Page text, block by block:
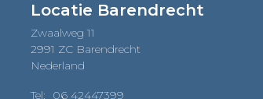
Locatie Barendrecht
Zwaalweg 11
2991 ZC Barendrecht
Nederland
Tel: 06 42447399